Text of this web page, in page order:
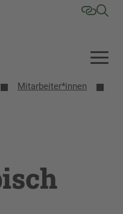
Mitarbeiter*innen